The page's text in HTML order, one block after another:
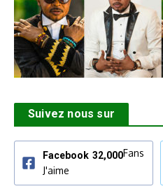
Suivez nous sur
Facebook 32,000Fans
J'aime